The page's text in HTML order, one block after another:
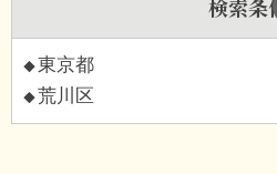
検索条件
東京都
荒川区